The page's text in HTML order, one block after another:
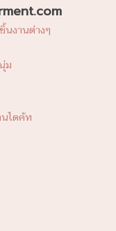
นงานต่างๆ
ม
ไดคัท